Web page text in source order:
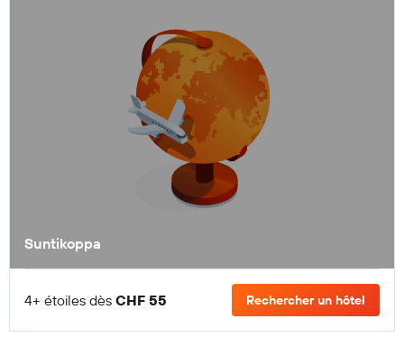
Suntikoppa
4+ étoiles dès CHF 55 Rechercher un hôtel